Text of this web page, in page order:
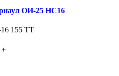
ОИ-25 НС16
155 ТТ
+